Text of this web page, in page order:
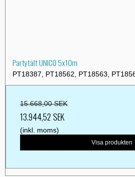
Partytält UNICO 5x10m
PT18387, PT18562, PT18563,
15.668,00 SEK
13.944,52 SEK
(inkl. moms)
Visa produkten